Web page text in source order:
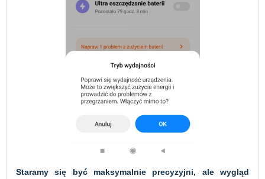
Staramy się być maksymalnie precyzyjni, ale wygląd